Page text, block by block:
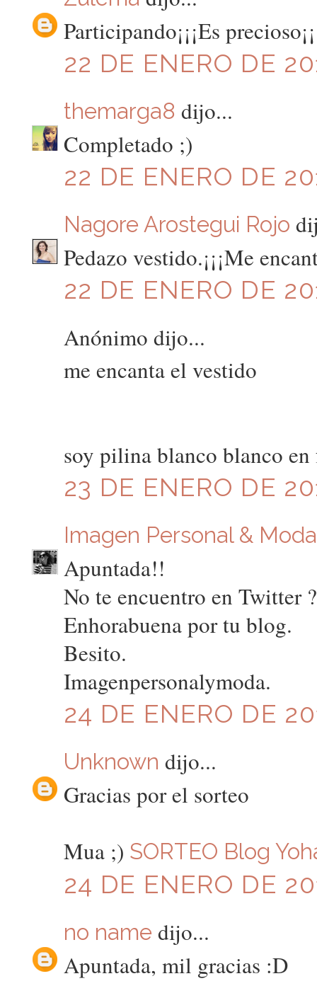
Participando¡¡¡Es
22 DE ENERO DE
themarga8 dijo...
Completado ;)
22 DE ENERO DE
Nagore Arostegui Rojo
Pedazo vestido.¡¡¡Me
22 DE ENERO DE
Anónimo dijo...
me encanta el vestido
soy pilina blanco blanco en
23 DE ENERO DE
Imagen Personal & Moda
Apuntada!!
No te encuentro en Twitter
Enhorabuena por tu blog.
Besito.
Imagenpersonalymoda.
24 DE ENERO DE
Unknown dijo...
Gracias por el sorteo
Mua ;) SORTEO Blog
24 DE ENERO DE
no name dijo...
Apuntada, mil gracias :D